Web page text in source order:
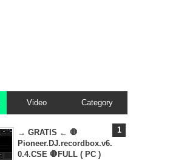
Video Category
→ GRATIS ← 🛑
Pioneer.DJ.recordbox.v6.
0.4.CSE 🛑FULL ( PC )